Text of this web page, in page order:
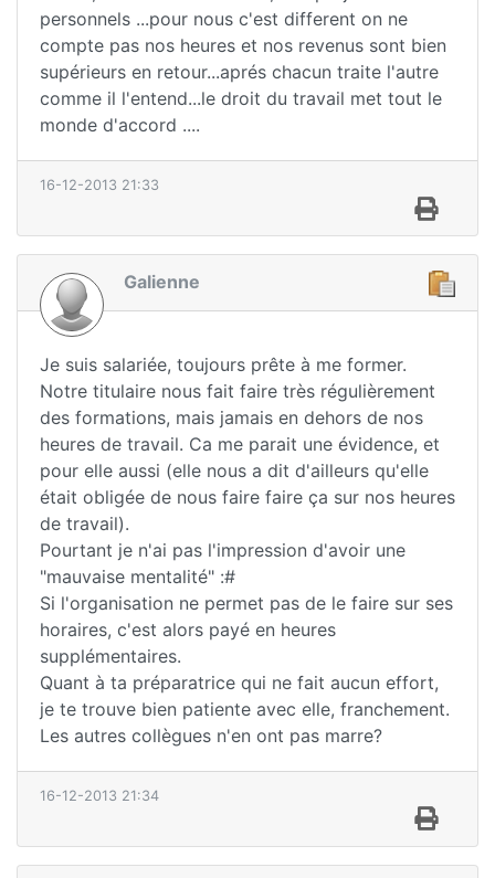
personnels ...pour nous c'est different on ne
compte pas nos heures et nos revenus sont bien
supérieurs en retour...aprés chacun traite l'autre
comme il l'entend...le droit du travail met tout le
monde d'accord ....
16-12-2013 21:33
Galienne
Je suis salariée, toujours prête à me former.
Notre titulaire nous fait faire très régulièrement
des formations, mais jamais en dehors de nos
heures de travail. Ca me parait une évidence, et
pour elle aussi (elle nous a dit d'ailleurs qu'elle
était obligée de nous faire faire ça sur nos heures
de travail).
Pourtant je n'ai pas l'impression d'avoir une
"mauvaise mentalité" :#
Si l'organisation ne permet pas de le faire sur ses
horaires, c'est alors payé en heures
supplémentaires.
Quant à ta préparatrice qui ne fait aucun effort,
je te trouve bien patiente avec elle, franchement.
Les autres collègues n'en ont pas marre?
16-12-2013 21:34